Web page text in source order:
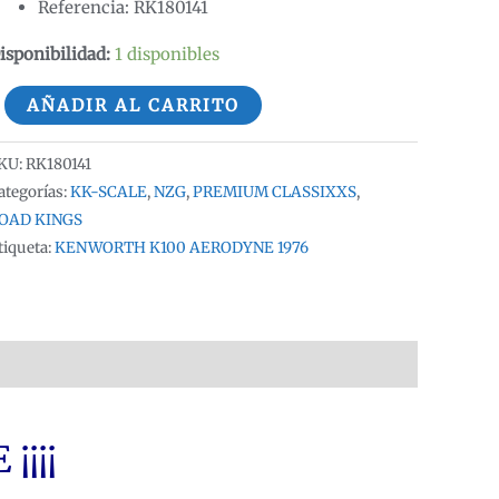
Referencia: RK180141
1 disponibles
WHITE
AÑADIR AL CARRITO
RK180141
KK-SCALE,NZG,PREMIUM CLASSIXXS,
KINGS
KENWORTH K100 AERODYNE 1976